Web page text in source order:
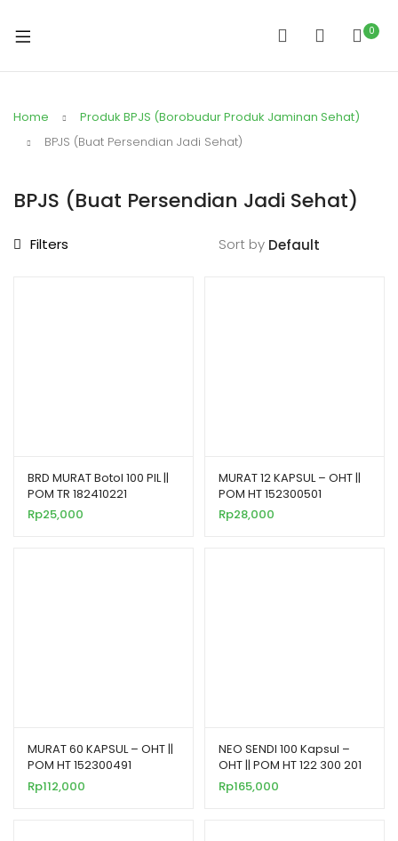
0
Home
Produk BPJS (Borobudur Produk Jaminan Sehat)
BPJS (Buat Persendian Jadi Sehat)
BPJS (Buat Persendian Jadi Sehat)
Filters Sort by
BRD MURAT Botol 100 PIL ||
POM TR 182410221
Rp25,000
MURAT 12 KAPSUL – OHT ||
POM HT 152300501
Rp28,000
MURAT 60 KAPSUL – OHT ||
POM HT 152300491
Rp112,000
NEO SENDI 100 Kapsul –
OHT || POM HT 122 300 201
Rp165,000